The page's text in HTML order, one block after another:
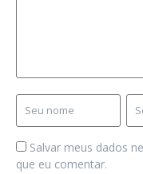
Salvar meus dados
que eu comentar.